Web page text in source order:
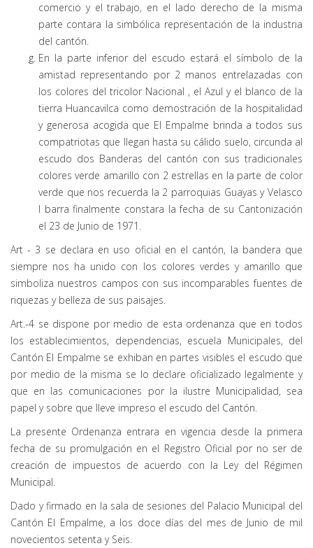
comercio y el trabajo, en el lado derecho de la misma
parte contara la simbólica representación de la industria
del cantón.
En la parte inferior del escudo estará el símbolo de la
amistad representando por 2 manos entrelazadas con
los colores del tricolor Nacional , el Azul y el blanco de la
tierra Huancavilca como demostración de la hospitalidad
y generosa acogida que El Empalme brinda a todos sus
compatriotas que llegan hasta su cálido suelo, circunda al
escudo dos Banderas del cantón con sus tradicionales
colores verde amarillo con 2 estrellas en la parte de color
verde que nos recuerda la 2 parroquias Guayas y Velasco
I barra finalmente constara la fecha de su Cantonización
el 23 de Junio de 1971.
Art - 3 se declara en uso oficial en el cantón, la bandera que
siempre nos ha unido con los colores verdes y amarillo que
simboliza nuestros campos con sus incomparables fuentes de
riquezas y belleza de sus paisajes.
Art.-4 se dispone por medio de esta ordenanza que en todos
los establecimientos, dependencias, escuela Municipales, del
Cantón El Empalme se exhiban en partes visibles el escudo que
por medio de la misma se lo declare oficializado legalmente y
que en las comunicaciones por la ilustre Municipalidad, sea
papel y sobre que lleve impreso el escudo del Cantón.
La presente Ordenanza entrara en vigencia desde la primera
fecha de su promulgación en el Registro Oficial por no ser de
creación de impuestos de acuerdo con la Ley del Régimen
Municipal.
Dado y firmado en la sala de sesiones del Palacio Municipal del
Cantón El Empalme, a los doce días del mes de Junio de mil
novecientos setenta y Seis.